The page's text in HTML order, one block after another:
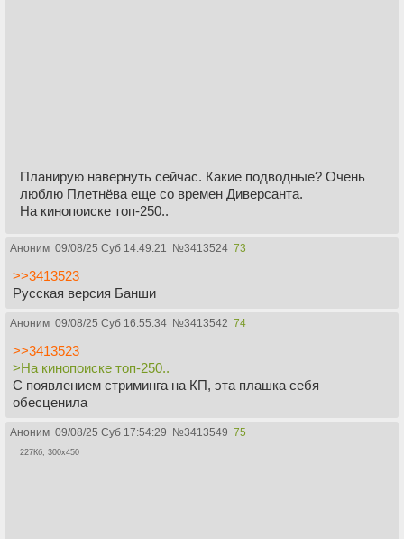
Планирую навернуть сейчас. Какие подводные? Очень
люблю Плетнёва еще со времен Диверсанта.
На кинопоиске топ-250..
Аноним 09/08/25 Суб 14:49:21 №3413524 73
>>3413523
Русская версия Банши
Аноним 09/08/25 Суб 16:55:34 №3413542 74
>>3413523
>На кинопоиске топ-250..
С появлением стриминга на КП, эта плашка себя
обесценила
Аноним 09/08/25 Суб 17:54:29 №3413549 75
227Кб, 300x450